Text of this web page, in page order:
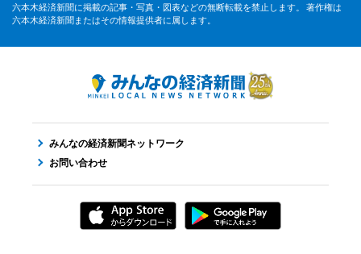
六本木経済新聞に掲載の記事・写真・図表などの無断転載を禁止します。 著作権は
六本木経済新聞またはその情報提供者に属します。
みんなの経済新聞ネットワーク
お問い合わせ